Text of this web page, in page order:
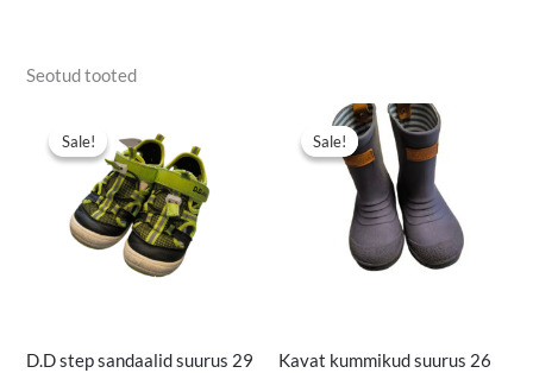
Seotud tooted
Sale!
Sale!
D.D step sandaalid suurus 29
hind
oli:
9,90 €.
on:
7,00 €.
Sale!
Sale!
Kavat kummikud suurus 26
Algne
hind
oli:
9,00 €.
Praegune
hind
on:
6,90 €.